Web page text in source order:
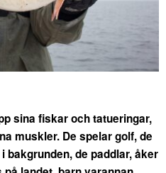
sina fiskar och tatueringar,
muskler. De spelar golf, de
de paddlar, åker